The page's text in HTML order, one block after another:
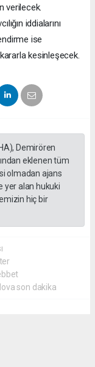
verilecek.
iddialarını
ise
kesinleşecek.
Demirören
eklenen tüm
olmadan ajans
yer alan hukuki
hiç bir
son dakika